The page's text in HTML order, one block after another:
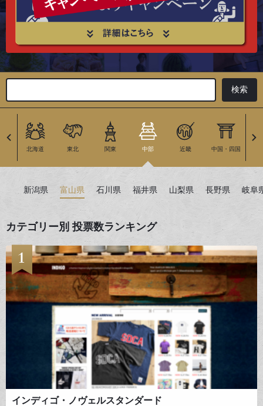
北海道 東北 関東 中部 近畿 中国・四国
新潟県 富山県 石川県 福井県 山梨県 長野県 岐阜
カテゴリー別 投票数ランキング
インディゴ・ノヴェルスタンダード